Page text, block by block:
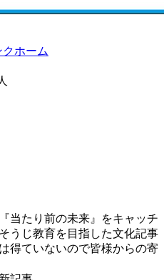
クホーム
当たり前の未来』をキャッチ
うじ教育を目指した文化記事
得ていないので皆様からの寄